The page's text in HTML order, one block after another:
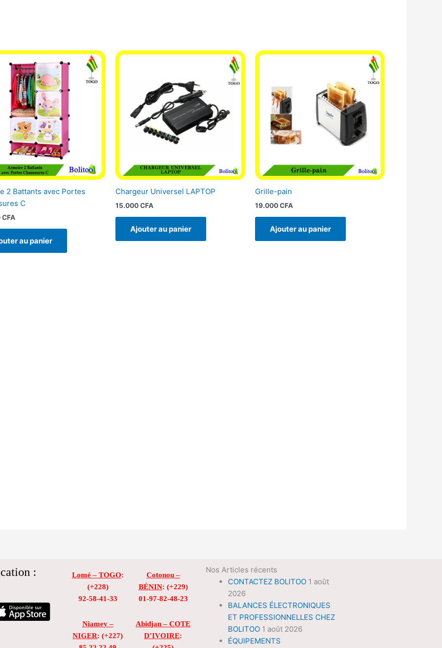
2 Battants avec Portes
C
CFA
au panier
Chargeur Universel LAPTOP
15.000CFA
Ajouter au panier
Grille-pain
19.000CFA
Ajouter au panier
: Lomé – TOGO:
(+228)
92-58-41-33
Niamey –
NIGER: (+227)
Cotonou –
BÉNIN: (+229)
01-97-82-48-23
Abidjan – COTE
D’IVOIRE:
Nos Articles récents
CONTACTEZ BOLITOO 1 août
2026
BALANCES ÉLECTRONIQUES
ET PROFESSIONNELLES CHEZ
BOLITOO 1 août 2026
ÉQUIPEMENTS